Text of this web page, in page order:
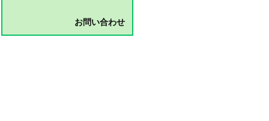
お問い合わせ